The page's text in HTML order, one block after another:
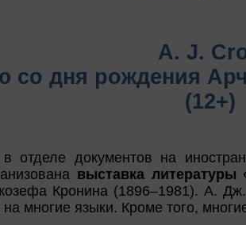
A. J.
со дня рождения
(12+)
в отделе документов на
выставка литературы
Кронина (1896–1981). А.
многие языки. Кроме того,